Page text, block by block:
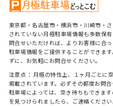
東京都・名古屋市・横浜市・川崎市・
されていない月極駐車場情報も多数保
問合せいただければ、よりお客様に合
駐車場情報をご提供することができま
ずに、お気軽にお問合せください。
注意点： 月極の特性上、１ヶ月ごとに
掲載されています。必ずその都度お問
駐車場によっては、空き待ちもできま
を見つけられましたら、ご連絡ください